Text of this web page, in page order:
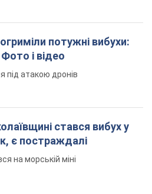
потужні вибухи:
і відео
під атакою дронів
стався вибух у
є постраждалі
на морській міні